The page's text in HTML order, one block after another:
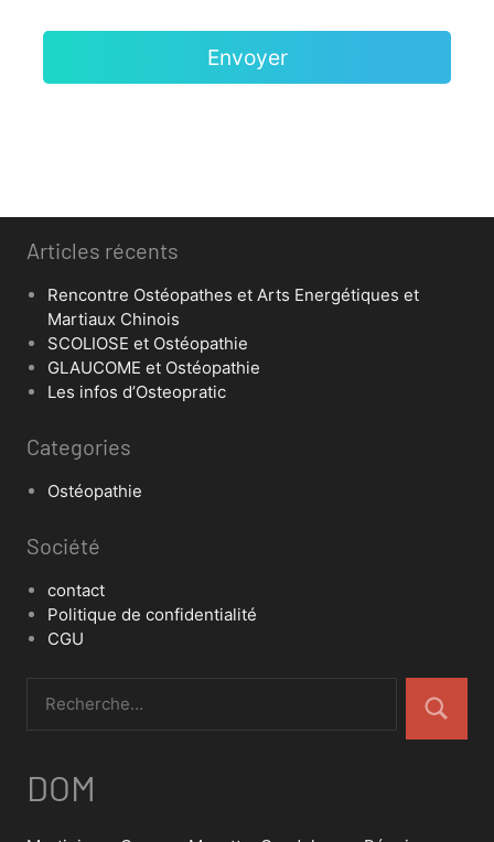
Articles récents
Rencontre Ostéopathes et Arts Energétiques et
Martiaux Chinois
SCOLIOSE et Ostéopathie
GLAUCOME et Ostéopathie
Les infos d’Osteopratic
Categories
Ostéopathie
Société
contact
Politique de confidentialité
CGU
DOM